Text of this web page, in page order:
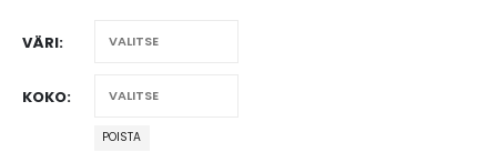
VÄRI
KOKO
POISTA